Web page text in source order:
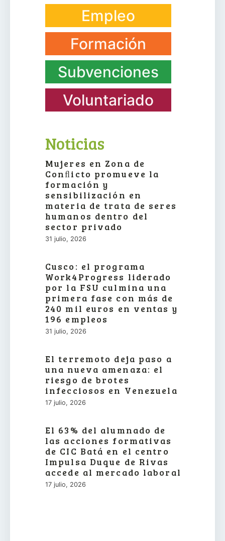
Empleo
Formación
Subvenciones
Voluntariado
Noticias
Mujeres en Zona de
Conﬂicto promueve la
formación y
sensibilización en
materia de trata de seres
humanos dentro del
sector privado
31 julio, 2026
Cusco: el programa
Work4Progress liderado
por la FSU culmina una
primera fase con más de
240 mil euros en ventas y
196 empleos
31 julio, 2026
El terremoto deja paso a
una nueva amenaza: el
riesgo de brotes
infecciosos en Venezuela
17 julio, 2026
El 63% del alumnado de
las acciones formativas
de CIC Batá en el centro
Impulsa Duque de Rivas
accede al mercado laboral
17 julio, 2026